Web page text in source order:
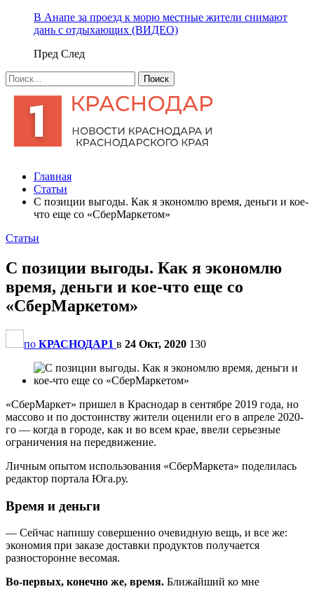
В Анапе за проезд к морю местные жители снимают
дань с отдыхающих (ВИДЕО)
Пред След
Главная
Статьи
С позиции выгоды. Как я экономлю время, деньги и кое-
что еще со «СберМаркетом»
Статьи
С позиции выгоды. Как я экономлю
время, деньги и кое-что еще со
«СберМаркетом»
по КРАСНОДАР1 в 24 Окт, 2020 130
«СберМаркет» пришел в Краснодар в сентябре 2019 года, но
массово и по достоинству жители оценили его в апреле 2020-
го — когда в городе, как и во всем крае, ввели серьезные
ограничения на передвижение.
Личным опытом использования «СберМаркета» поделилась
редактор портала Юга.ру.
Время и деньги
— Сейчас напишу совершенно очевидную вещь, и все же:
экономия при заказе доставки продуктов получается
разносторонне весомая.
Во-первых, конечно же, время. Ближайший ко мне